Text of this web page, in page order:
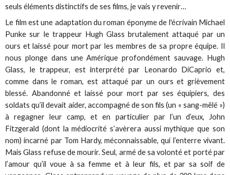
seuls éléments distinctifs de ses films, je vais y revenir…
Le film est une adaptation du roman éponyme de l'écrivain Michael
Punke sur le trappeur Hugh Glass brutalement attaqué par un
ours et laissé pour mort par les membres de sa propre équipe. Il
nous plonge dans une Amérique profondément sauvage. Hugh
Glass, le trappeur, est interprété par Leonardo DiCaprio et,
comme dans le roman, est attaqué par un ours et grièvement
blessé. Abandonné et laissé pour mort par ses équipiers, des
soldats qu’il devait aider, accompagné de son fils (un « sang-mêlé »)
à regagner leur camp, et en particulier par l’un d’eux, John
Fitzgerald (dont la médiocrité s’avèrera aussi mythique que son
nom) incarné par Tom Hardy, méconnaissable, qui l’enterre vivant.
Mais Glass refuse de mourir. Seul, armé de sa volonté et porté par
l’amour qu’il voue à sa femme et à leur fils, et par sa soif de